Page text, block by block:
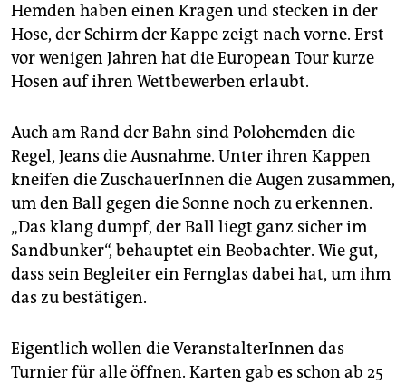
Hemden haben einen Kragen und stecken in der
Hose, der Schirm der Kappe zeigt nach vorne. Erst
vor wenigen Jahren hat die European Tour kurze
Hosen auf ihren Wettbewerben erlaubt.
Auch am Rand der Bahn sind Polohemden die
Regel, Jeans die Ausnahme. Unter ihren Kappen
kneifen die ZuschauerInnen die Augen zusammen,
um den Ball gegen die Sonne noch zu erkennen.
„Das klang dumpf, der Ball liegt ganz sicher im
Sandbunker“, behauptet ein Beobachter. Wie gut,
dass sein Begleiter ein Fernglas dabei hat, um ihm
das zu bestätigen.
Eigentlich wollen die VeranstalterInnen das
Turnier für alle öffnen. Karten gab es schon ab 25